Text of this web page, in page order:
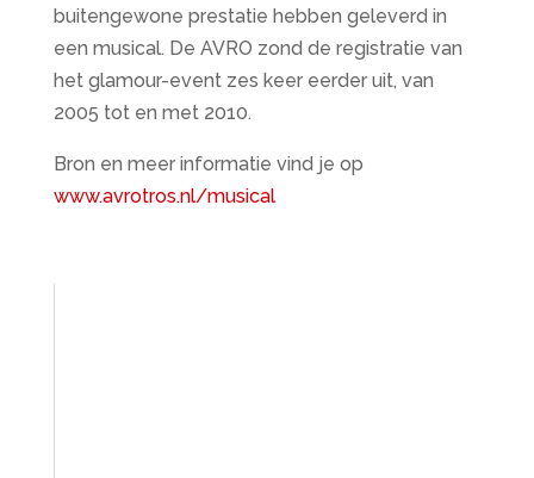
buitengewone prestatie hebben geleverd in
een musical. De AVRO zond de registratie van
het glamour-event zes keer eerder uit, van
2005 tot en met 2010.
Bron en meer informatie vind je op
www.avrotros.nl/musical